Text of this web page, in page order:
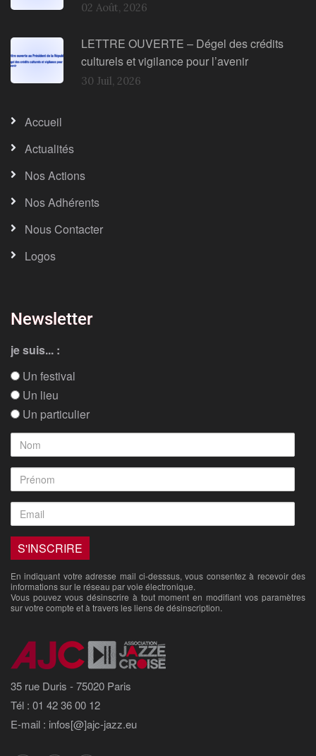
02 Août, 2026
LETTRE OUVERTE – Dégel des crédits
culturels et vigilance pour l’avenir
30 Juil, 2026
Accueil
Actualités
Nos Actions
Nos Adhérents
Nous Contacter
Logos
Newsletter
je suis... :
Un festival
Un lieu
Un particulier
En indiquant votre adresse mail ci-desssus, vous consentez à recevoir des
informations sur le réseau par voie électronique.
Vous pouvez vous désinscrire à tout moment en modifiant vos paramètres
sur votre compte et à travers les liens de désinscription.
35 rue Duris - 75020 Paris
Tél : 01 42 36 00 12
E-mail : infos[@]ajc-jazz.eu